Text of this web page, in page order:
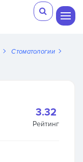
Стоматологии
3.32
Рейтинг